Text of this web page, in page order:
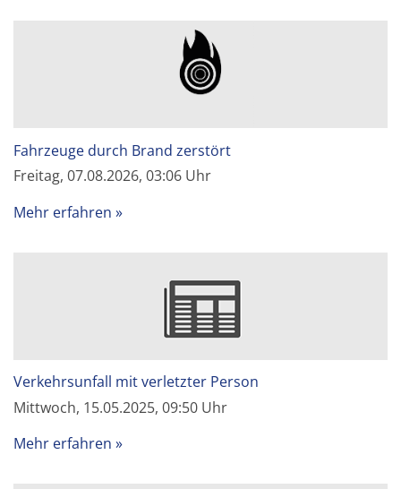
Fahrzeuge durch Brand zerstört
Freitag, 07.08.2026, 03:06 Uhr
Mehr erfahren
Verkehrsunfall mit verletzter Person
Mittwoch, 15.05.2025, 09:50 Uhr
Mehr erfahren